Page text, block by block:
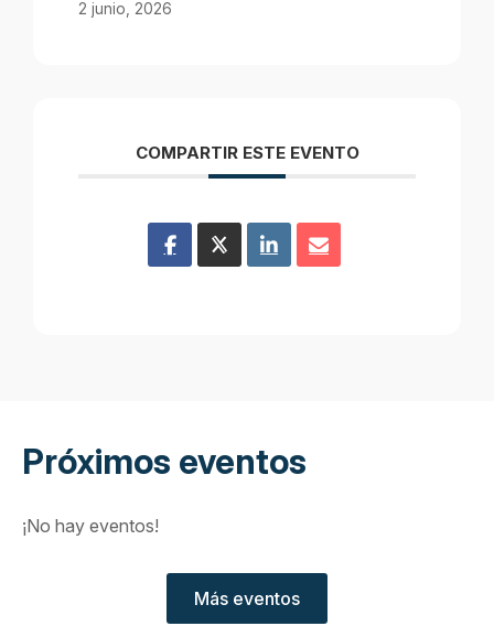
2 junio, 2026
COMPARTIR ESTE EVENTO
Próximos eventos
¡No hay eventos!
Más eventos